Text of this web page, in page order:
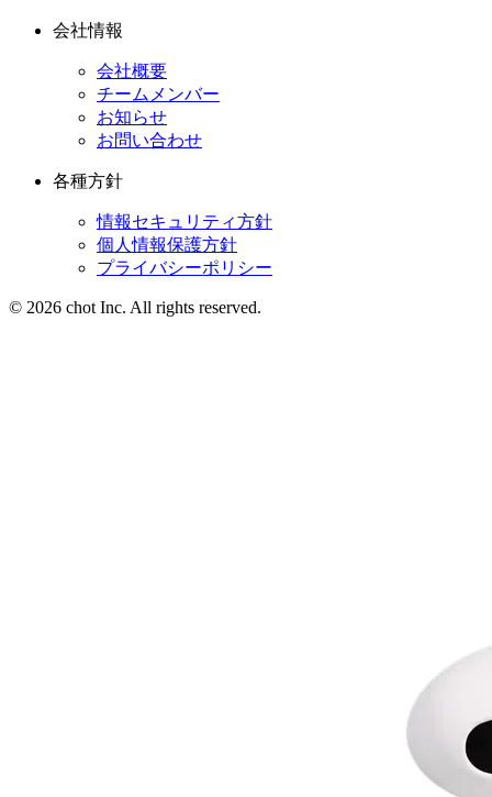
会社情報
会社概要
チームメンバー
お知らせ
お問い合わせ
各種方針
情報セキュリティ方針
個人情報保護方針
プライバシーポリシー
© 2026 chot Inc. All rights reserved.